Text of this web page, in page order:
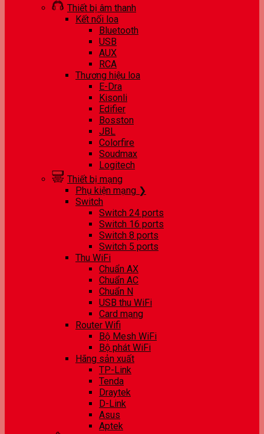
Thiết bị âm thanh
Kết nối loa
Bluetooth
USB
AUX
RCA
Thương hiệu loa
E-Dra
Kisonli
Edifier
Bosston
JBL
Colorfire
Soudmax
Logitech
Thiết bị mạng
Phụ kiện mạng ❯
Switch
Switch 24 ports
Switch 16 ports
Switch 8 ports
Switch 5 ports
Thu WiFi
Chuẩn AX
Chuẩn AC
Chuẩn N
USB thu WiFi
Card mạng
Router Wifi
Bộ Mesh WiFi
Bộ phát WiFi
Hãng sản xuất
TP-Link
Tenda
Draytek
D-Link
Asus
Aptek